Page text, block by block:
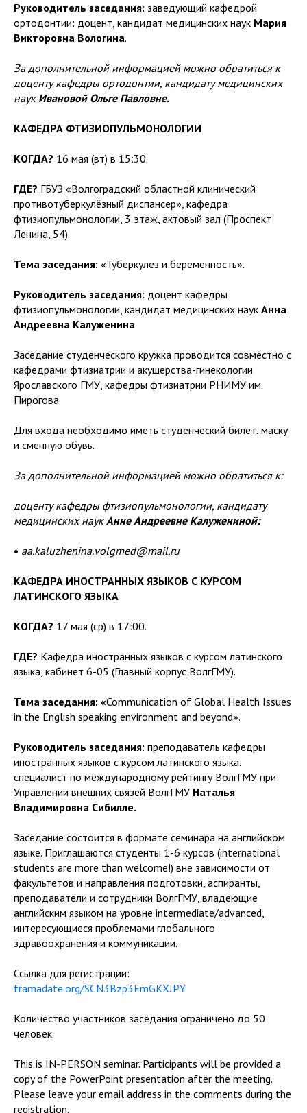
Руководитель заседания: заведующий кафедрой
ортодонтии: доцент, кандидат медицинских наук Мария
Викторовна Вологина.
За дополнительной информацией можно обратиться к
доценту кафедры ортодонтии, кандидату медицинских
наук Ивановой Ольге Павловне.
КАФЕДРА ФТИЗИОПУЛЬМОНОЛОГИИ
КОГДА? 16 мая (вт) в 15:30.
ГДЕ? ГБУЗ «Волгоградский областной клинический
противотуберкулёзный диспансер», кафедра
фтизиопульмонологии, 3 этаж, актовый зал (Проспект
Ленина, 54).
Тема заседания: «Туберкулез и беременность».
Руководитель заседания: доцент кафедры
фтизиопульмонологии, кандидат медицинских наук Анна
Андреевна Калуженина.
Заседание студенческого кружка проводится совместно с
кафедрами фтизиатрии и акушерства-гинекологии
Ярославского ГМУ, кафедры фтизиатрии РНИМУ им.
Пирогова.
Для входа необходимо иметь студенческий билет, маску
и сменную обувь.
За дополнительной информацией можно обратиться к:
доценту кафедры фтизиопульмонологии, кандидату
медицинских наукАнне Андреевне Калужениной:
• aa.kaluzhenina.volgmed@mail.ru
КАФЕДРА ИНОСТРАННЫХ ЯЗЫКОВ С КУРСОМ
ЛАТИНСКОГО ЯЗЫКА
КОГДА? 17 мая (ср) в 17:00.
ГДЕ? Кафедра иностранных языков с курсом латинского
языка, кабинет 6-05 (Главный корпус ВолгГМУ).
Тема заседания: «Communication of Global Health Issues
in the English speaking environment and beyond».
Руководитель заседания: преподаватель кафедры
иностранных языков с курсом латинского языка,
специалист по международному рейтингу ВолгГМУ при
Управлении внешних связей ВолгГМУ Наталья
Владимировна Сибилле.
Заседание состоится в формате семинара на английском
языке. Приглашаются студенты 1-6 курсов (international
students are more than welcome!) вне зависимости от
факультетов и направления подготовки, аспиранты,
преподаватели и сотрудники ВолгГМУ, владеющие
английским языком на уровне intermediate/advanced,
интересующиеся проблемами глобального
здравоохранения и коммуникации.
Ссылка для регистрации:
framadate.org/SCN3Bzp3EmGKXJPY
Количество участников заседания ограничено до 50
человек.
This is IN-PERSON seminar. Participants will be provided a
copy of the PowerPoint presentation after the meeting.
Please leave your email address in the comments during the
registration.